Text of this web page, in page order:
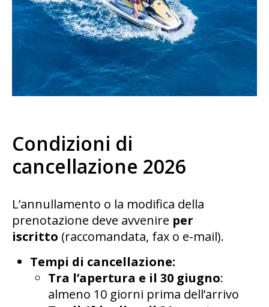
Condizioni di
cancellazione 2026
L’annullamento o la modifica della
prenotazione deve avvenire per
iscritto (raccomandata, fax o e-mail).
Tempi di cancellazione:
Tra l’apertura e il 30 giugno:
almeno 10 giorni prima dell’arrivo